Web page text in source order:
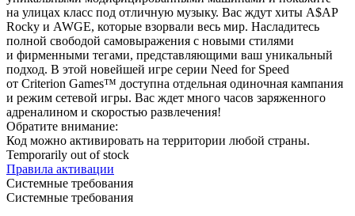
на улицах класс под отличную музыку. Вас ждут хиты A$AP
Rocky и AWGE, которые взорвали весь мир. Насладитесь
полной свободой самовыражения с новыми стилями
и фирменными тегами, представляющими ваш уникальный
подход. В этой новейшей игре серии Need for Speed
от Criterion Games™ доступна отдельная одиночная кампания
и режим сетевой игры. Вас ждет много часов заряженного
адреналином и скоростью развлечения!
Обратите внимание:
Код можно активировать на территории любой страны.
Temporarily out of stock
Правила активации
Системные требования
Системные требования